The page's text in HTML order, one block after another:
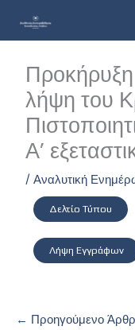
λήψη του
Α’
/Αναλυτική
Δελτίο Τύπου
Λήψη Εγγράφων
← Προηγούμενο